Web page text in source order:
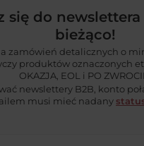
się do
bieżąco!
zamówień detalicznych o
produktów oznaczonych
OKAZJA, EOL i PO
newslettery B2B, konto
musi mieć nadany